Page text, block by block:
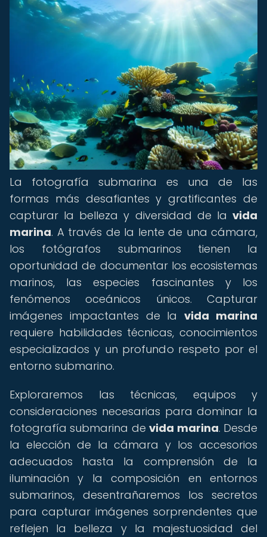
La fotografía submarina es una de las
formas más desafiantes y gratificantes de
capturar la belleza y diversidad de la vida
marina. A través de la lente de una cámara,
los fotógrafos submarinos tienen la
oportunidad de documentar los ecosistemas
marinos, las especies fascinantes y los
fenómenos oceánicos únicos. Capturar
imágenes impactantes de lavida marina
requiere habilidades técnicas, conocimientos
especializados y un profundo respeto por el
entorno submarino.
Exploraremos las técnicas, equipos y
consideraciones necesarias para dominar la
fotografía submarina devida marina. Desde
la elección de la cámara y los accesorios
adecuados hasta la comprensión de la
iluminación y la composición en entornos
submarinos, desentrañaremos los secretos
para capturar imágenes sorprendentes que
reflejen la belleza y la majestuosidad del